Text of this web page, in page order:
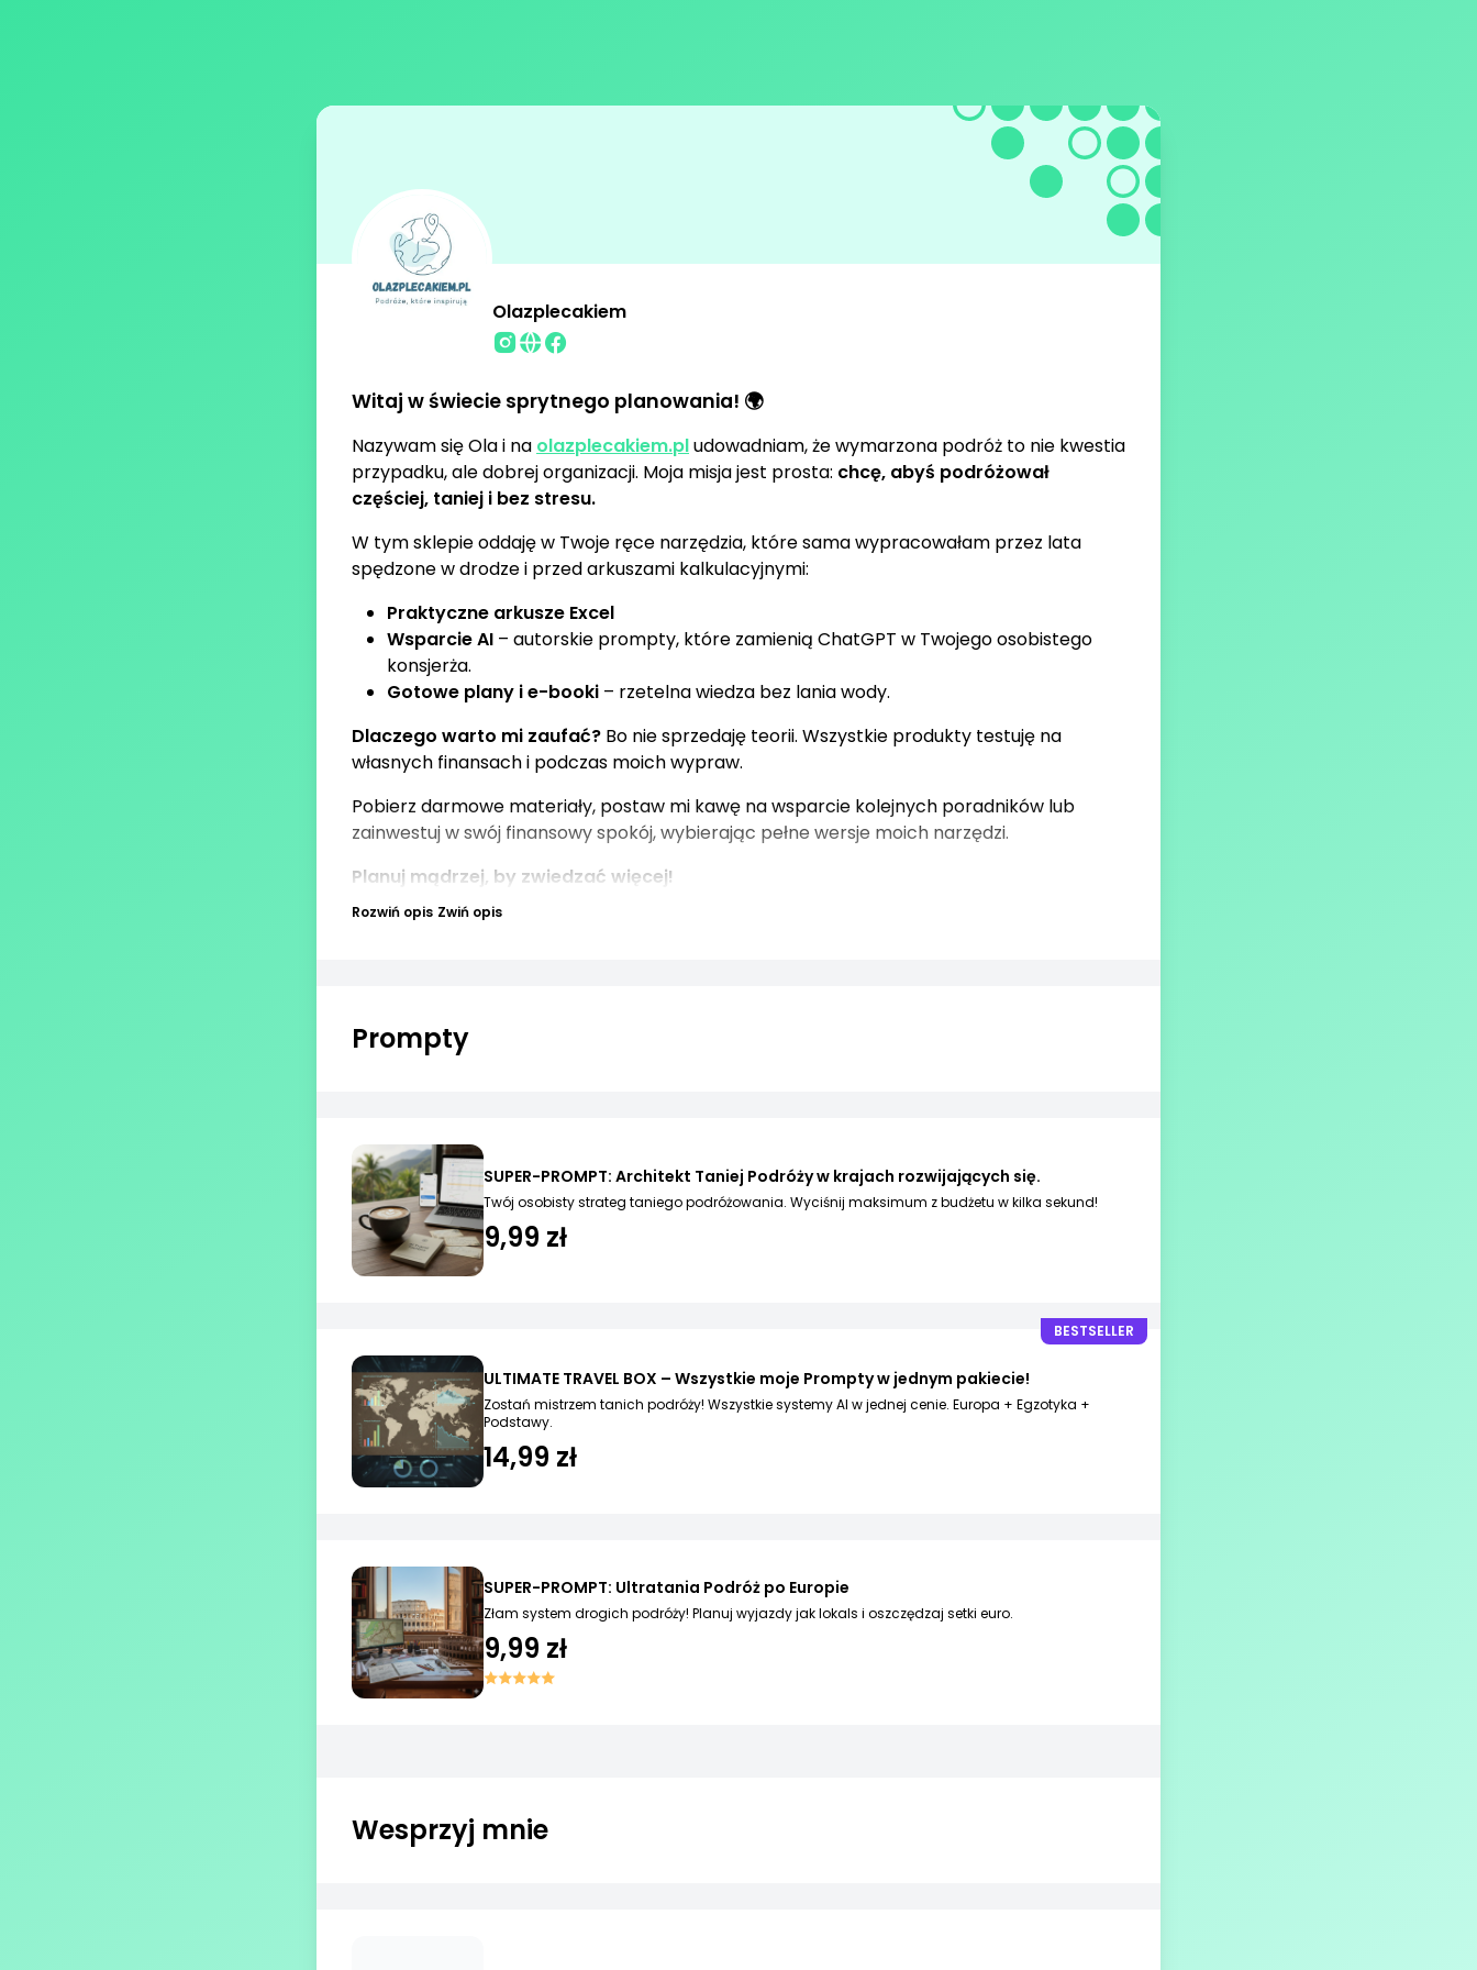
Olazplecakiem
Witaj w świecie sprytnego planowania! 🌍
Nazywam się Ola i na olazplecakiem.pludowadniam, że wymarzona podróż to nie kwestia
przypadku, ale dobrej organizacji. Moja misja jest prosta: chcę, abyś podróżował
częściej, taniej i bez stresu.
W tym sklepie oddaję w Twoje ręce narzędzia, które sama wypracowałam przez lata
spędzone w drodze i przed arkuszami kalkulacyjnymi:
Praktyczne arkusze Excel
Wsparcie AI – autorskie prompty, które zamienią ChatGPT w Twojego osobistego
konsjerża.
Gotowe plany i e-booki – rzetelna wiedza bez lania wody.
Dlaczego warto mi zaufać? Bo nie sprzedaję teorii. Wszystkie produkty testuję na
własnych finansach i podczas moich wypraw.
Pobierz darmowe materiały, postaw mi kawę na wsparcie kolejnych poradników lub
zainwestuj w swój finansowy spokój, wybierając pełne wersje moich narzędzi.
Planuj mądrzej, by zwiedzać więcej!
Rozwiń opis Zwiń opis
Prompty
SUPER-PROMPT: Architekt Taniej Podróży w krajach rozwijających się.
Twój osobisty strateg taniego podróżowania. Wyciśnij maksimum z budżetu w kilka sekund!
9,99 zł
BESTSELLER
ULTIMATE TRAVEL BOX – Wszystkie moje Prompty w jednym pakiecie!
Zostań mistrzem tanich podróży! Wszystkie systemy AI w jednej cenie. Europa + Egzotyka +
Podstawy.
14,99 zł
SUPER-PROMPT: Ultratania Podróż po Europie
Złam system drogich podróży! Planuj wyjazdy jak lokals i oszczędzaj setki euro.
9,99 zł
Wesprzyj mnie